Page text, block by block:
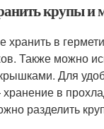
крупы и
хранить в
Также можно
Для
в
разделить